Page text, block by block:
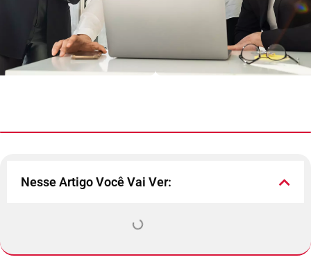
Nesse Artigo Você Vai Ver: